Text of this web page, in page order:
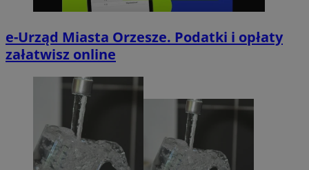
e-Urząd Miasta Orzesze. Podatki i opłaty
załatwisz online